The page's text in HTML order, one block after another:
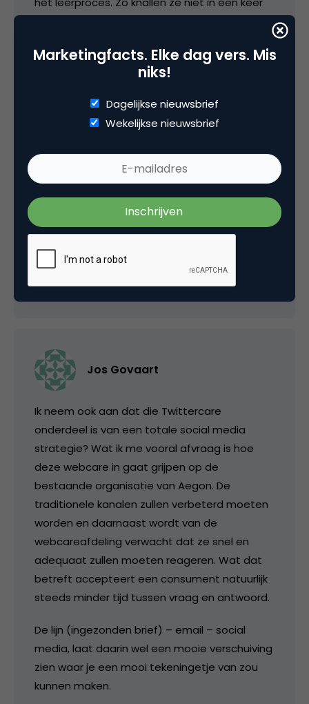
Joleen
Twittercare… tot nu toe nooit van gehoord. Erg
interessant hoe een hype wordt uitgewerkt
8 juni 2009 om 11:08
Jos Govaart
Ik neem ook aan dat die Twittercare
onderdeel is van een totale social media
strategie? Wat ik me vooral afvraag is hoe
deze webcare in gaat grijpen op de
bestaande organisatie van Aegon. De
traditionele kanalen zullen verbeterd moeten
worden en daarnaast wordt van de
webcareafdeling verwacht dat ze snel en
adequaat zullen moeten reageren. Wat dat
betreft accepteert een consument natuurlijk
steeds minder tijd tussen vraag en antwoord.
De lijn (ingezonden brief) – email – social
media, laat daarin wel een mooie verschuiving
zien waar je een mooi tekeningetje van zou
kunnen maken.
Marketingfacts. Elke dag vers. Mis
niks!
Dagelijkse nieuwsbrief
Wekelijkse nieuwsbrief